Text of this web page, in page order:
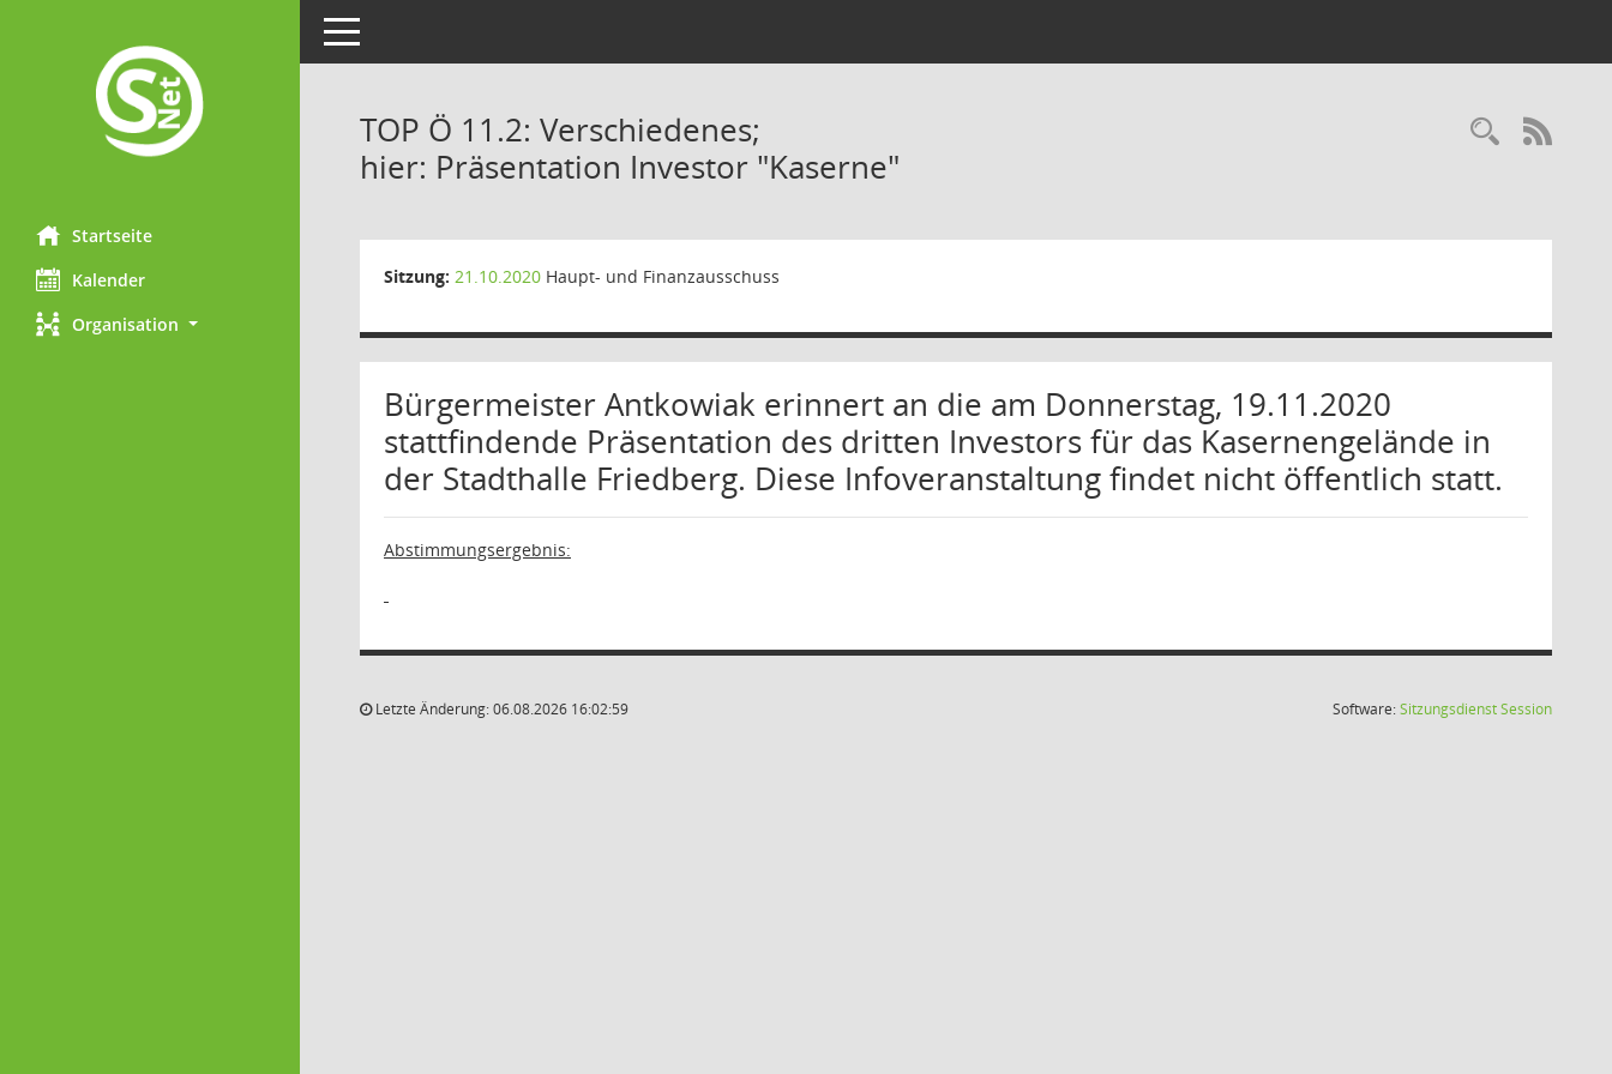
Startseite
Kalender
Organisation
Toggle navigation
TOP Ö 11.2: Verschiedenes;
hier: Präsentation Investor "Kaserne"
Sitzung: 21.10.2020 Haupt- und Finanzausschuss
Bürgermeister Antkowiak erinnert an die am Donnerstag, 19.11.2020
stattfindende Präsentation des dritten Investors für das Kasernengelände in
der Stadthalle Friedberg. Diese Infoveranstaltung findet nicht öffentlich statt.
Abstimmungsergebnis:
Letzte Änderung: 06.08.2026 16:02:59 Software:SitzungsdienstSession(Wird in